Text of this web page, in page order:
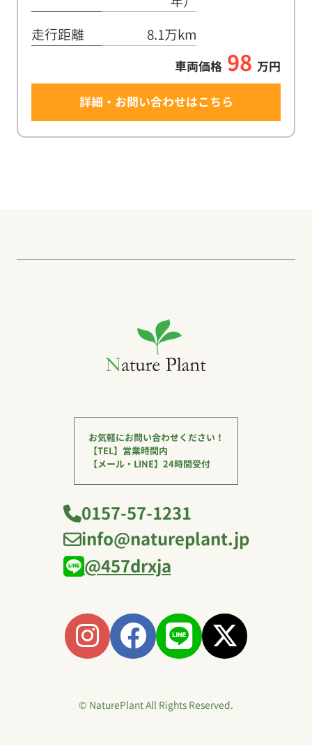
走行距離
8.1万km
車両価格 98 万円
詳細・お問い合わせはこちら
お気軽にお問い合わせください！
【TEL】営業時間内
【メール・LINE】24時間受付
0157-57-1231
info@natureplant.jp
@457drxja
© NaturePlant All Rights Reserved.